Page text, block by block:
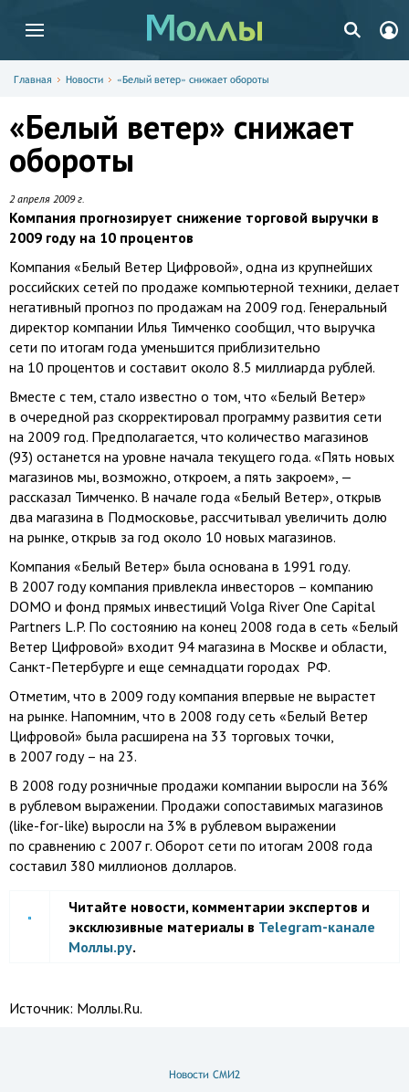
Главная Новости «Белый ветер» снижает обороты
«Белый ветер» снижает
обороты
2 апреля 2009 г.
Компания прогнозирует снижение торговой выручки в
2009 году на 10 процентов
Компания «Белый Ветер Цифровой», одна из крупнейших
российских сетей по продаже компьютерной техники, делает
негативный прогноз по продажам на 2009 год. Генеральный
директор компании Илья Тимченко сообщил, что выручка
сети по итогам года уменьшится приблизительно
на 10 процентов и составит около 8.5 миллиарда рублей.
Вместе с тем, стало известно о том, что «Белый Ветер»
в очередной раз скорректировал программу развития сети
на 2009 год. Предполагается, что количество магазинов
(93) останется на уровне начала текущего года. «Пять новых
магазинов мы, возможно, откроем, а пять закроем», —
рассказал Тимченко. В начале года «Белый Ветер», открыв
два магазина в Подмосковье, рассчитывал увеличить долю
на рынке, открыв за год около 10 новых магазинов.
Компания «Белый Ветер» была основана в 1991 году.
В 2007 году компания привлекла инвесторов – компанию
DOMO и фонд прямых инвестиций Volga River One Capital
Partners L.P. По состоянию на конец 2008 года в сеть «Белый
Ветер Цифровой» входит 94 магазина в Москве и области,
Санкт-Петербурге и еще семнадцати городах РФ.
Отметим, что в 2009 году компания впервые не вырастет
на рынке. Напомним, что в 2008 году сеть «Белый Ветер
Цифровой» была расширена на 33 торговых точки,
в 2007 году – на 23.
В 2008 году розничные продажи компании выросли на 36%
в рублевом выражении. Продажи сопоставимых магазинов
(like-for-like) выросли на 3% в рублевом выражении
по сравнению с 2007 г. Оборот сети по итогам 2008 года
составил 380 миллионов долларов.
Читайте новости, комментарии экспертов и
эксклюзивные материалы в Telegram-канале
Моллы.ру.
Источник: Моллы.Ru.
Новости СМИ2